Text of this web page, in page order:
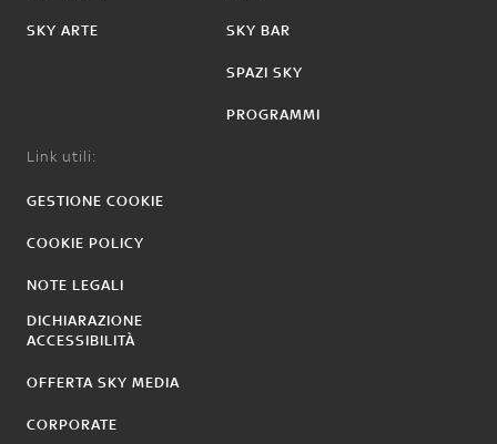
SKY ARTE SKY BAR
SPAZI SKY
PROGRAMMI
Link utili:
GESTIONE COOKIE
COOKIE POLICY
NOTE LEGALI
DICHIARAZIONE
ACCESSIBILITÀ
OFFERTA SKY MEDIA
CORPORATE